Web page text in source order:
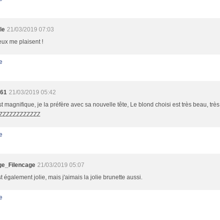
21/03/2019 07:03
me plaisent !
21/03/2019 05:42
magnifique, je la préfère avec sa nouvelle tête, Le blond choisi est très beau,
21/03/2019 05:07
également jolie, mais j'aimais la jolie brunette aussi.